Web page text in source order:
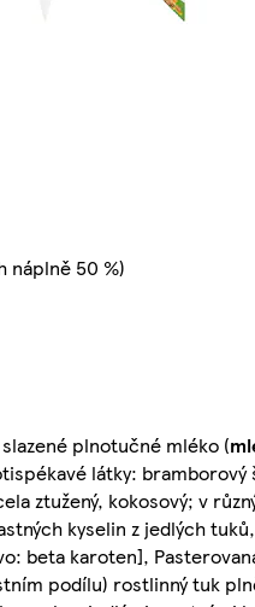
náplně 50 %)
plnotučné mléko (
látky: bramborový
ztužený, kokosový; v
kyselin z jedlých
beta karoten],
podílu) rostlinný tuk